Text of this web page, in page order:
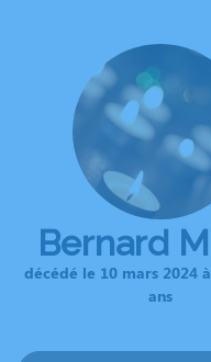
Bernard
décédé le 10 mars 2024
ans